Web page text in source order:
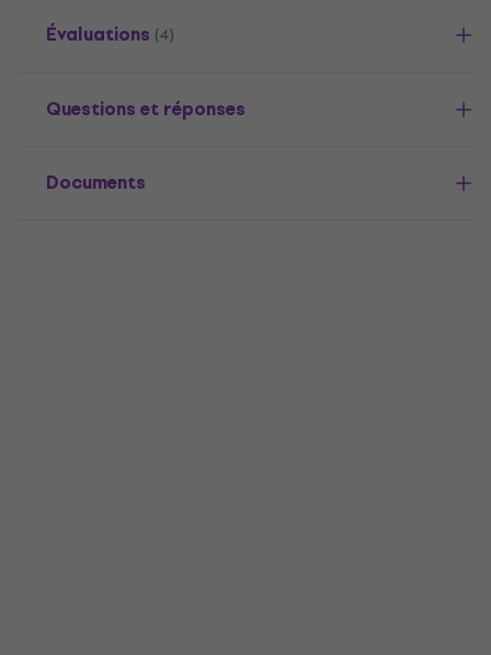
Évaluations (4)
Questions et réponses
Documents